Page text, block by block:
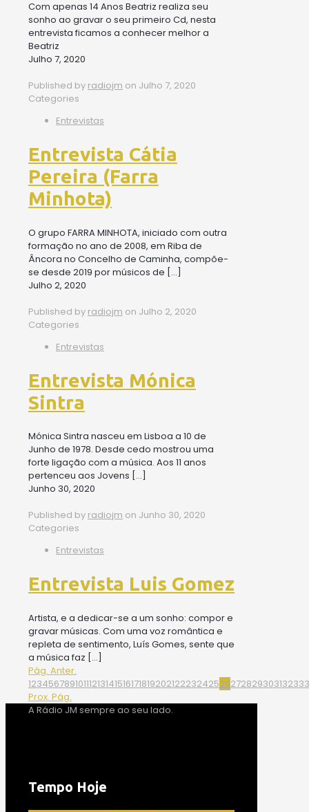
Com apenas 14 Anos Beatriz realiza seu
sonho ao gravar o seu primeiro Cd, nesta
entrevista ficamos a conhecer melhor a
Beatriz
Julho 7, 2020
Published by radiojm on Julho 7, 2020
Categories
Entrevistas
Entrevista Cátia
Pereira (Farra
Minhota)
O grupo FARRA MINHOTA, iniciado com outra
formação no ano de 2008, em Riba de
Âncora no Concelho de Caminha, compõe-
se desde 2019 por músicos de […]
Julho 2, 2020
Published by radiojm on Julho 2, 2020
Categories
Entrevistas
Entrevista Mónica
Sintra
Mónica Sintra nasceu em Lisboa a 10 de
Junho de 1978. Desde cedo mostrou uma
forte ligação com a música. Aos 11 anos
pertenceu aos Jovens […]
Junho 30, 2020
Published by radiojm on Junho 30, 2020
Categories
Entrevistas
Entrevista Luis Gomez
Artista, e a dedicar-se a um sonho: compor e
gravar músicas. Com uma voz romântica e
repleta de sentimento, Luís Gomes, sente que
a música faz […]
Pág. Anter.
123456789101112131415161718192021222324252627282930313233
Prox. Pág.
A Rádio JM sempre ao seu lado.
Tempo Hoje